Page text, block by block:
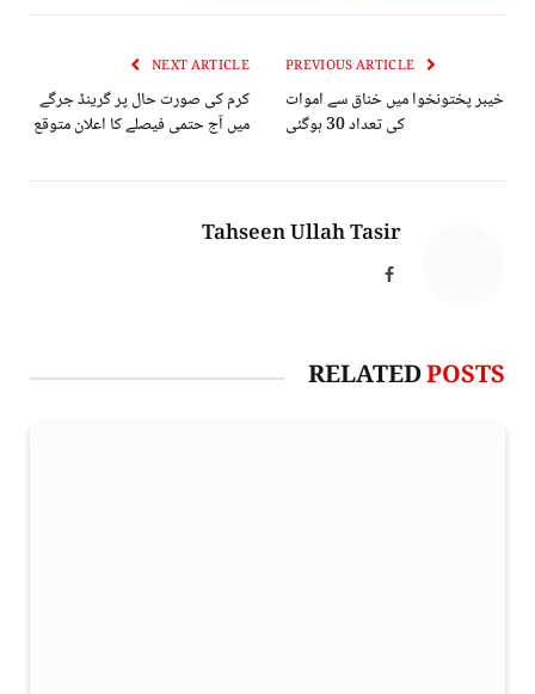
خیبر پختونخوا میں خناق سے اموات
کی تعداد 30 ہوگئی
NEXT ARTICLE
کرم کی صورت حال پر گرینڈ جرگے
میں آج حتمی فیصلے کا اعلان متوقع
Tahseen Ullah Tasir
Facebook
RELATEDPOSTS